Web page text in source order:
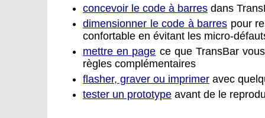
concevoir le code à barres dans
dimensionner le code à barres pour
confortable en évitant les micro-
mettre en page ce que TransBar
règles complémentaires
flasher, graver ou imprimer avec
tester un prototype avant de le